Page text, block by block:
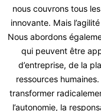
nous couvrons tous
innovante. Mais
Nous abordons
qui peuvent être
d’entreprise, de la
ressources
transformer
l’autonomie, la